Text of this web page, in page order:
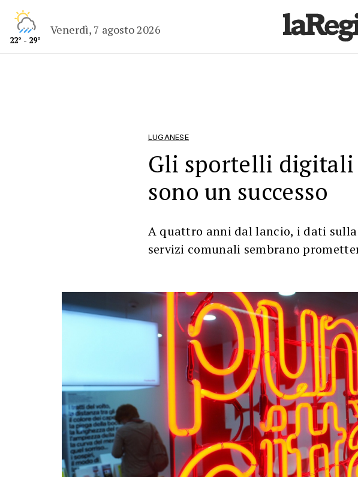
22° - 29°
Venerdì, 7 agosto 2026
LUGANESE
Gli sportelli digitali
sono un successo
A quattro anni dal lancio, i dati
servizi comunali sembrano